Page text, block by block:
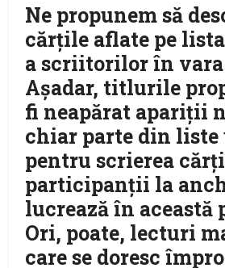
Ne propunem să
cărţile aflate pe
a scriitorilor în vara
Aşadar, titlurile
fi neapărat apariţii
chiar parte din
pentru scrierea
participanţii la
lucrează în această
Ori, poate, lecturi
care se doresc